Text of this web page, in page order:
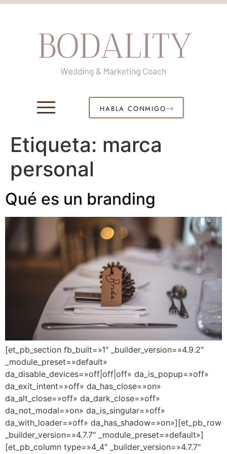
HABLA CONMIGO
Etiqueta: marca
personal
Qué es un branding
[et_pb_section fb_built=»1″ _builder_version=»4.9.2″
_module_preset=»default»
da_disable_devices=»off|off|off» da_is_popup=»off»
da_exit_intent=»off» da_has_close=»on»
da_alt_close=»off» da_dark_close=»off»
da_not_modal=»on» da_is_singular=»off»
da_with_loader=»off» da_has_shadow=»on»][et_pb_row
_builder_version=»4.7.7″ _module_preset=»default»]
[et_pb_column type=»4_4″ _builder_version=»4.7.7″